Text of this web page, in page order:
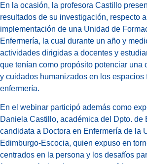
En la ocasión, la profesora Castillo
resultados de su investigación, respecto
implementación de una Unidad de
Enfermería, la cual durante un año y
actividades dirigidas a docentes y
que tenían como propósito potenciar una
y cuidados humanizados en los espacios
enfermería.
En el webinar participó además como
Daniela Castillo, académica del Dpto. de
candidata a Doctora en Enfermería de la
Edimburgo-Escocia, quien expuso en
centrados en la persona y los desafíos